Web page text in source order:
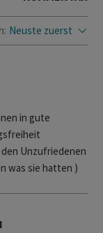
Neuste zuerst
in gute
Unzufriedenen
was sie hatten )